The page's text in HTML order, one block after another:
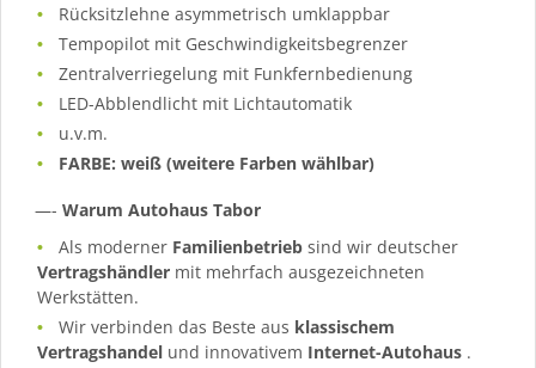
Rücksitzlehne asymmetrisch umklappbar
Tempopilot mit Geschwindigkeitsbegrenzer
Zentralverriegelung mit Funkfernbedienung
LED-Abblendlicht mit Lichtautomatik
u.v.m.
FARBE: weiß (weitere Farben wählbar)
—- Warum Autohaus Tabor
Als moderner Familienbetrieb sind wir deutscher
Vertragshändler mit mehrfach ausgezeichneten
Werkstätten.
Wir verbinden das Beste aus klassischem
Vertragshandel und innovativem Internet-Autohaus .